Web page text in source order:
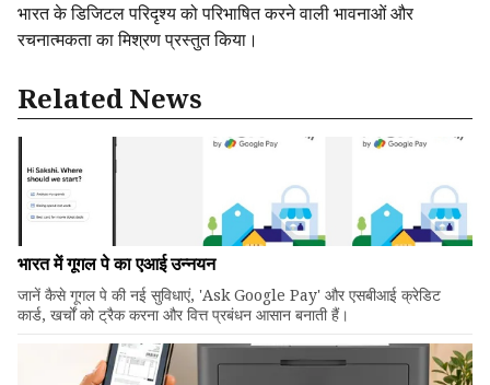
भारत के डिजिटल परिदृश्य को परिभाषित करने वाली भावनाओं और
रचनात्मकता का मिश्रण प्रस्तुत किया।
Related News
भारत में गूगल पे का एआई उन्नयन
जानें कैसे गूगल पे की नई सुविधाएं, 'Ask Google Pay' और एसबीआई क्रेडिट
कार्ड, खर्चों को ट्रैक करना और वित्त प्रबंधन आसान बनाती हैं।